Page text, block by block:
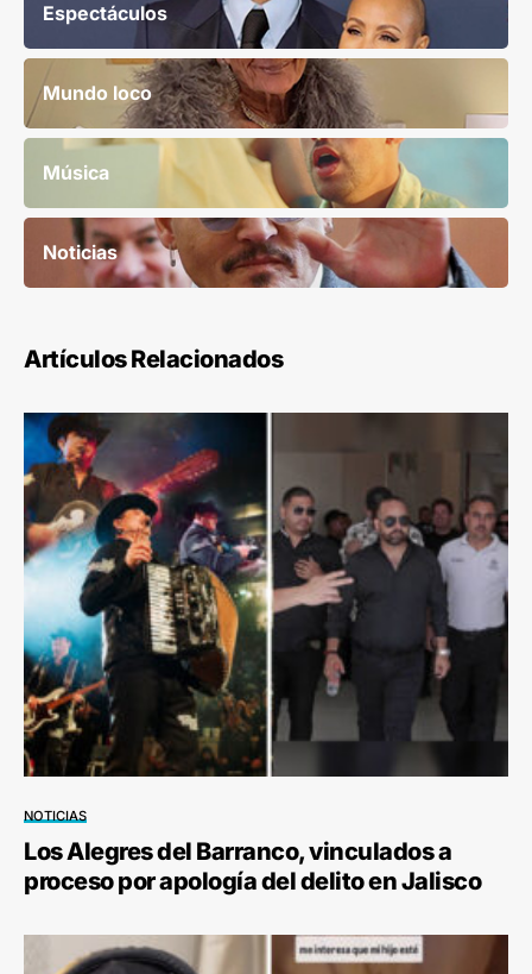
Espectáculos
Mundo loco
Música
Noticias
Artículos Relacionados
NOTICIAS
Los Alegres del Barranco, vinculados a
proceso por apología del delito en Jalisco